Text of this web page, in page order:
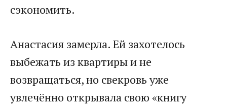
сэкономить.
Анастасия замерла. Ей захотелось
выбежать из квартиры и не
возвращаться, но свекровь уже
увлечённо открывала свою «книгу